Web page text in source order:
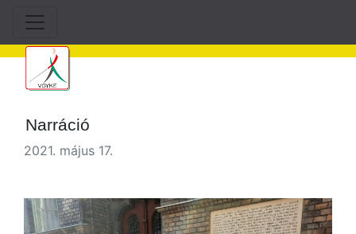
Narráció
2021. május 17.